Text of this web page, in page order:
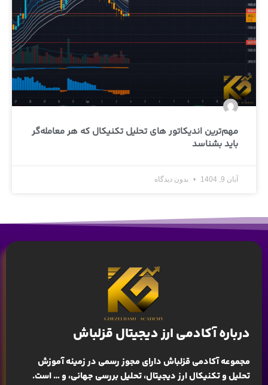
مهم‌ترین اندیکاتور های تحلیل تکنیکال که هر معامله‌گر
باید بشناسد
آبان 9, 1404 بدون دیدگاه
درباره آکادمی ارز دیجیتال قزلباش
مجموعه آکادمی قزلباش دارای مجوز رسمی در زمینهآموزش
تحلیل و تکنیکال ارز دیجیتال، تحلیل بررسی جهانی، و … است.